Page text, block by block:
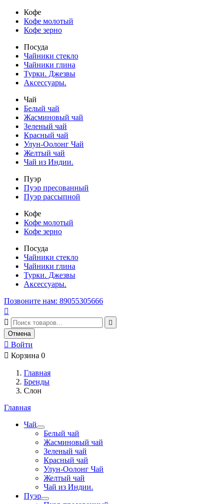
Кофе
Кофе молотый
Кофе зерно
Посуда
Чайники стекло
Чайники глина
Турки. Джезвы
Аксессуары.
Чай
Белый чай
Жасминовый чай
Зеленый чай
Красный чай
Улун-Оолонг Чай
Желтый чай
Чай из Индии.
Пуэр
Пуэр пресованный
Пуэр рассыпной
Кофе
Кофе молотый
Кофе зерно
Посуда
Чайники стекло
Чайники глина
Турки. Джезвы
Аксессуары.
Позвоните нам: 89055305666



Отмена
 Войти
 Корзина 0
Главная
Бренды
Слон
Главная
Чай
Белый чай
Жасминовый чай
Зеленый чай
Красный чай
Улун-Оолонг Чай
Желтый чай
Чай из Индии.
Пуэр